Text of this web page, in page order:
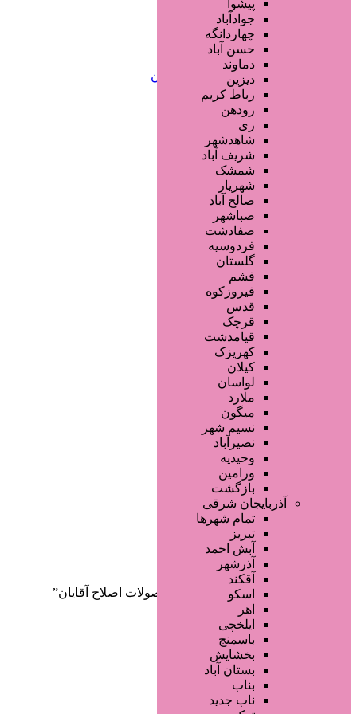
کلینیک های زیبایی پزشکی
آرایش دائم
خدمات مژه
خدمات ابرو
خدمات تناسب اندام و زیبایی بدن
سایر خدمات
پیشوا
جوادآباد
چهاردانگه
حسن آباد
دماوند
دیزین
رباط کریم
رودهن
ری
شاهدشهر
شریف آباد
شمشک
شهریار
صالح آباد
صباشهر
صفادشت
فردوسیه
گلستان
فشم
فیروزکوه
قدس
قرچک
قیامدشت
کهریزک
کیلان
لواسان
ملارد
میگون
نسیم شهر
نصیرآباد
وحیدیه
ورامین
بازگشت
آذربایجان شرقی
تمام شهر‌ها
تبریز
آبش احمد
آذرشهر
آقکند
اسکو
اهر
ایلخچی
باسمنج
بخشایش
بستان آباد
بناب
ناب جدید
صفحه اصلی
آگهی انبوه
طراحی سایت
صفحه اختصاصی
لیست سایتهای تبلیغاتی
دسته‌بندی‌ها
/ محصولات برچسب خورده “محصولات اصلاح آقایان”